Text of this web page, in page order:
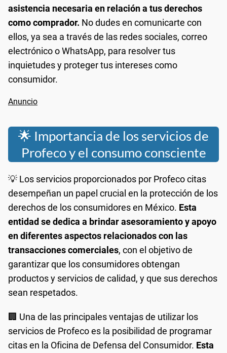
asistencia necesaria en relación a tus derechos
como comprador. No dudes en comunicarte con
ellos, ya sea a través de las redes sociales, correo
electrónico o WhatsApp, para resolver tus
inquietudes y proteger tus intereses como
consumidor.
🌟 Importancia de los servicios de
Profeco y el consumo consciente
💡 Los servicios proporcionados por Profeco citas
desempeñan un papel crucial en la protección de los
derechos de los consumidores en México. Esta
entidad se dedica a brindar asesoramiento y apoyo
en diferentes aspectos relacionados con las
transacciones comerciales, con el objetivo de
garantizar que los consumidores obtengan
productos y servicios de calidad, y que sus derechos
sean respetados.
🏢 Una de las principales ventajas de utilizar los
servicios de Profeco es la posibilidad de programar
citas en la Oficina de Defensa del Consumidor. Esta